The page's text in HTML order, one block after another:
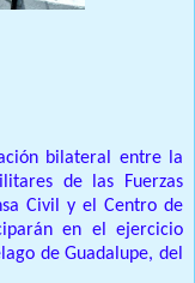
bilateral entre la
de las Fuerzas
Civil y el Centro de
en el ejercicio
de Guadalupe, del